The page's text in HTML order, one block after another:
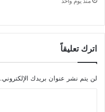
اترك تعليقاً
لن يتم نشر عنوان بريدك الإلكتروني.